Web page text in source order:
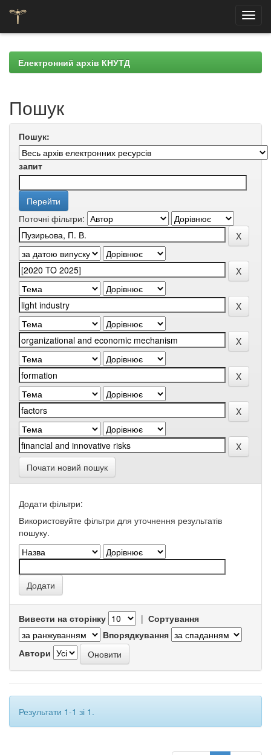
navigationЕлектронний архів КНУТД
Пошук
Пошук:
запит
Поточні фільтри:
Почати новий пошук
Додати фільтри:
Використовуйте фільтри для уточнення результатів
пошуку.
Вивести на сторінку | Сортування
Впорядкування
Автори
Результати 1-1 зі 1.